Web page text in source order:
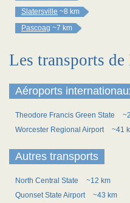
Slatersville ~8 km
Pascoag ~7 km
Les transports
Aéroports
Theodore Francis Green State
Worcester Regional Airport
~41
Autres transports
North Central State
~12 km
Quonset State Airport
~43 km